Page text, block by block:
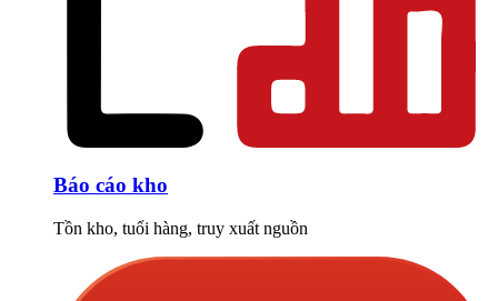
Báo cáo kho
Tồn kho, tuổi hàng, truy xuất nguồn